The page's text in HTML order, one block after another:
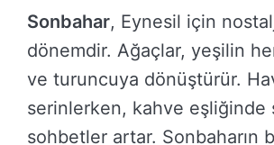
Sonbahar, Eynesil için
dönemdir. Ağaçlar, yeşilin
ve turuncuya dönüştürür.
serinlerken, kahve eşliğinde
sohbetler artar. Sonbaharın